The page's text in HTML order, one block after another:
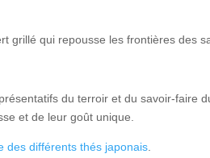
grillé qui repousse les frontières des
du terroir et du savoir-faire
et de leur goût unique.
des différents thés japonais.